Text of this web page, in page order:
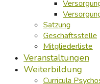
Satzung
Geschäftsstelle
Mitgliederliste
Veranstaltungen
Weiterbildung
Curricula